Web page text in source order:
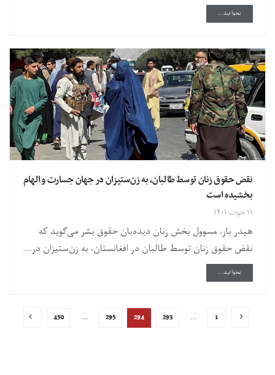
بخوانید...
نقض حقوق زنان توسط طالبان، به زن‌ستیزان در جهان جسارت و الهام
بخشیده است
۱۱ حوت ۱۴۰۱
هیدر بار، مسوول بخش زنان دیده‌بان حقوق بشر می‌گوید که
نقض حقوق زنان توسط طالبان در افغانستان، به زن‌ستیزان در...
بخوانید...
1
…
293
294
295
…
450